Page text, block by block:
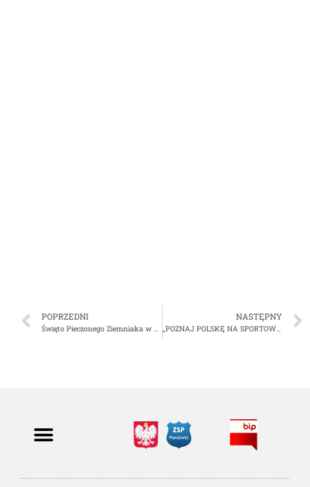
POPRZEDNI
Święto Pieczonego Ziemniaka w klasie 2 c
NASTĘPNY
„POZNAJ POLSKĘ NA SPORTOWO”